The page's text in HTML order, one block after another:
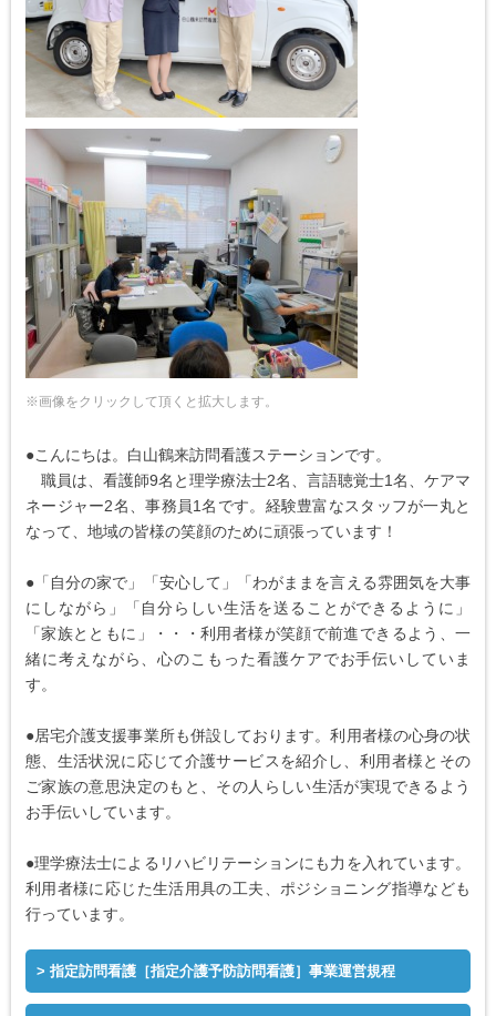
※画像をクリックして頂くと拡大します。
●こんにちは。白山鶴来訪問看護ステーションです。
職員は、看護師9名と理学療法士2名、言語聴覚士1名、ケアマ
ネージャー2名、事務員1名です。経験豊富なスタッフが一丸と
なって、地域の皆様の笑顔のために頑張っています！
●「自分の家で」「安心して」「わがままを言える雰囲気を大事
にしながら」「自分らしい生活を送ることができるように」
「家族とともに」・・・利用者様が笑顔で前進できるよう、一
緒に考えながら、心のこもった看護ケアでお手伝いしていま
す。
●居宅介護支援事業所も併設しております。利用者様の心身の状
態、生活状況に応じて介護サービスを紹介し、利用者様とその
ご家族の意思決定のもと、その人らしい生活が実現できるよう
お手伝いしています。
●理学療法士によるリハビリテーションにも力を入れています。
利用者様に応じた生活用具の工夫、ポジショニング指導なども
行っています。
指定訪問看護［指定介護予防訪問看護］事業運営規程